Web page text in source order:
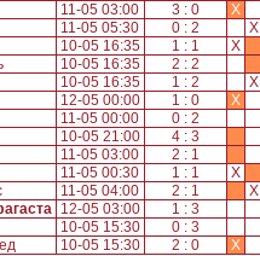
11-05 03:00 3 : 0
X
11-05 05:30 0 : 2
10-05 16:35 1 : 1
X
10-05 16:35
2 : 2
10-05 16:35 1 : 2
12-05 00:00 1 : 0
X
11-05 00:00
0 : 2
10-05 21:00
4 : 3
11-05 03:00
2 : 1
11-05 00:30 1 : 1
X
11-05 04:00 2 : 1
12-05 03:00
1 : 3
10-05 15:30
0 : 3
10-05 15:30 2 : 0
X